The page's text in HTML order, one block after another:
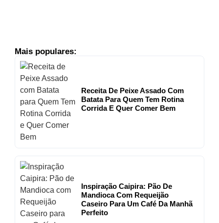
Mais populares:
Receita De Peixe Assado Com
Batata Para Quem Tem Rotina
Corrida E Quer Comer Bem
Inspiração Caipira: Pão De
Mandioca Com Requeijão
Caseiro Para Um Café Da Manhã
Perfeito